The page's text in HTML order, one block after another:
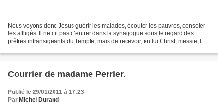
Nous voyons donc Jésus guérir les malades, écouter les pauvres, consoler
les affligés. Il ne dit pas d’entrer dans la synagogue sous le regard des
prêtres intransigeants du Temple, mais de recevoir, en lui Christ, messie, la
Courrier de madame Perrier.
Publié le 29/01/2011 à 17:23
Par Michel Durand